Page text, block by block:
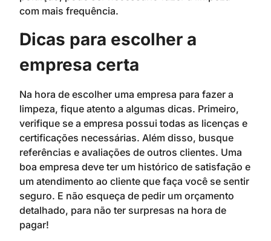
com mais frequência.
Dicas para escolher a
empresa certa
Na hora de escolher uma empresa para fazer a
limpeza, fique atento a algumas dicas. Primeiro,
verifique se a empresa possui todas as licenças e
certificações necessárias. Além disso, busque
referências e avaliações de outros clientes. Uma
boa empresa deve ter um histórico de satisfação e
um atendimento ao cliente que faça você se sentir
seguro. E não esqueça de pedir um orçamento
detalhado, para não ter surpresas na hora de
pagar!